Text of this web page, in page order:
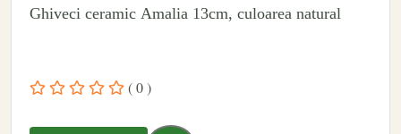
Ghiveci ceramic Amalia 13cm, culoarea natural
( 0 )